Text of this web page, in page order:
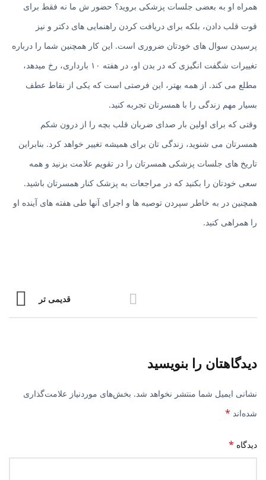
همراه او به بعضی جلسات پزشکی بروید؟ حضور ش ما نه فقط برای
قوت قلب دادن، بلکه برای دریافت کردن راهنمایی های دکتر و نیز
پرسیدن سوال های خودتان ضروری است. این کار همچنین شما را درباره
تغییرات شگفت انگیزی که در بدن او، در هفته ۱۰ بارداری، رخ میدهد،
مطلع می کند. از همه بهتر، این فرصتی است که یکی از نقاط عطف
بسیار مهم زندگی را با همسرتان تجربه کنید.
وقتی که برای اولین بار صدای ضربان قلب بچه را از درون شکم
همسرتان می شنوید، زندگی تان برای همیشه تغییر خواهد کرد. بنابراین
تاریخ های جلسات پزشکی همسرتان را در تقویم علامت بزنید و همه
سعی خودتان را بکنید که در مراجعات به پزشک کنار همسرتان باشید.
همچنین در به خاطر سپردن توصیه ها و اجرای آنها طی هفته های آینده او
را همراهی کنید.
قدیمی تر
دیدگاهتان را بنویسید
نشانی ایمیل شما منتشر نخواهد شد. بخش‌های موردنیاز علامت‌گذاری
شده‌اند *
دیدگاه *